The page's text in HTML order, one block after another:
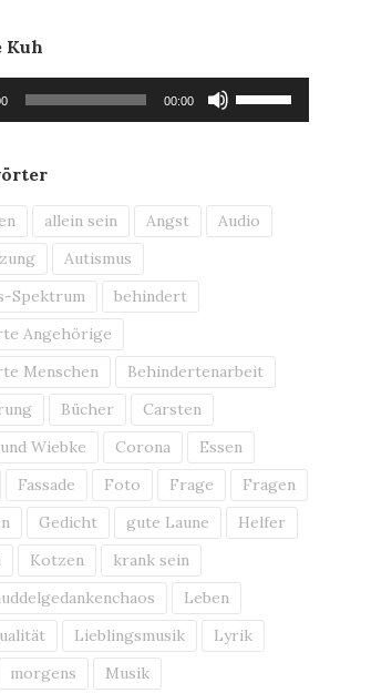
Kuh
00:00
Lautstärke
zu
allein sein Angst
Audio
Autismus
Spektrum
behindert
Angehörige
Menschen
Behindertenarbeit
Bücher
Carsten
Wiebke
Corona
Essen
Fassade Foto Frage
Fragen
Gedicht gute Laune
Helfer
Kotzen
krank sein
Leben
Lieblingsmusik
Lyrik
morgens Musik